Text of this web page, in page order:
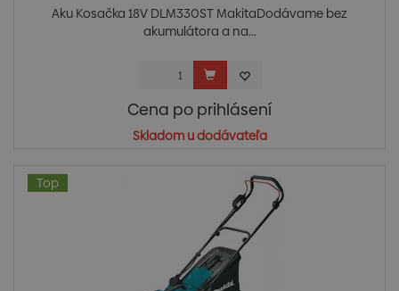
Aku Kosačka 18V DLM330ST MakitaDodávame bez
akumulátora a na...
Cena po prihlásení
Skladom u dodávateľa
Top